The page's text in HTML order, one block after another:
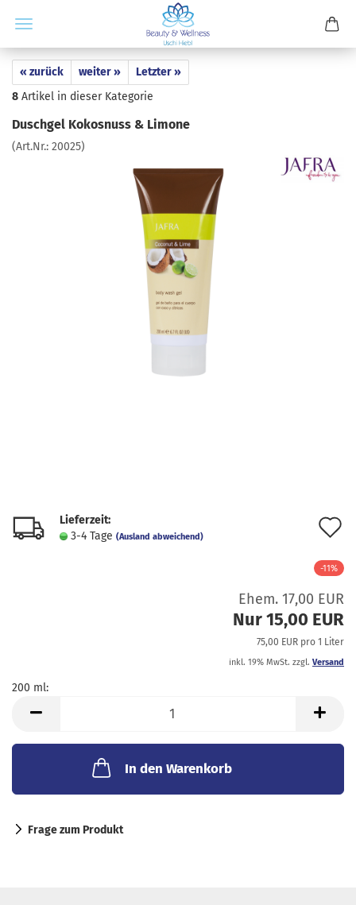
« zurück weiter »
Letzter »
8 Artikel in dieser Kategorie
Duschgel Kokosnuss & Limone
(Art.Nr.: 20025)
Lieferzeit:
3-4 Tage (Ausland abweichend)
-11%
Ehem. 17,00 EUR
Nur 15,00 EUR
75,00 EUR pro 1 Liter
inkl. 19% MwSt. zzgl. Versand
200 ml:
In den Warenkorb
Frage zum Produkt